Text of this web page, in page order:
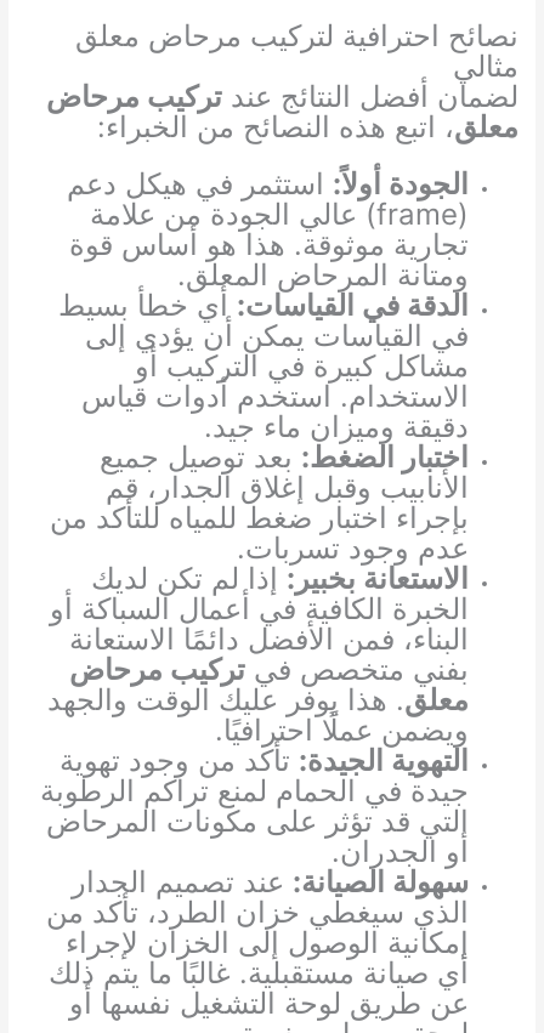
نصائح احترافية لتركيب مرحاض معلق
مثالي
لضمان أفضل النتائج عندتركيب مرحاض
معلق، اتبع هذه النصائح من الخبراء:
الجودة أولاً: استثمر في هيكل دعم
(frame) عالي الجودة من علامة
تجارية موثوقة. هذا هو أساس قوة
ومتانة المرحاض المعلق.
الدقة في القياسات: أي خطأ بسيط
في القياسات يمكن أن يؤدي إلى
مشاكل كبيرة في التركيب أو
الاستخدام. استخدم أدوات قياس
دقيقة وميزان ماء جيد.
اختبار الضغط: بعد توصيل جميع
الأنابيب وقبل إغلاق الجدار، قم
بإجراء اختبار ضغط للمياه للتأكد من
عدم وجود تسربات.
الاستعانة بخبير: إذا لم تكن لديك
الخبرة الكافية في أعمال السباكة أو
البناء، فمن الأفضل دائمًا الاستعانة
بفني متخصص فيتركيب مرحاض
معلق. هذا يوفر عليك الوقت والجهد
ويضمن عملًا احترافيًا.
التهوية الجيدة: تأكد من وجود تهوية
جيدة في الحمام لمنع تراكم الرطوبة
التي قد تؤثر على مكونات المرحاض
أو الجدران.
سهولة الصيانة: عند تصميم الجدار
الذي سيغطي خزان الطرد، تأكد من
إمكانية الوصول إلى الخزان لإجراء
أي صيانة مستقبلية. غالبًا ما يتم ذلك
عن طريق لوحة التشغيل نفسها أو